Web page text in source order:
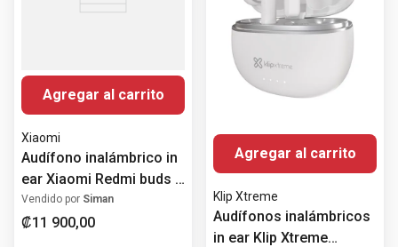
Agregar al carrito
Xiaomi
Audífono inalámbrico in
ear Xiaomi Redmi buds 8
lite con ANC
Vendido por Siman
₡11 900,00
Agregar al carrito
Klip Xtreme
Audífonos inalámbricos
in ear Klip Xtreme